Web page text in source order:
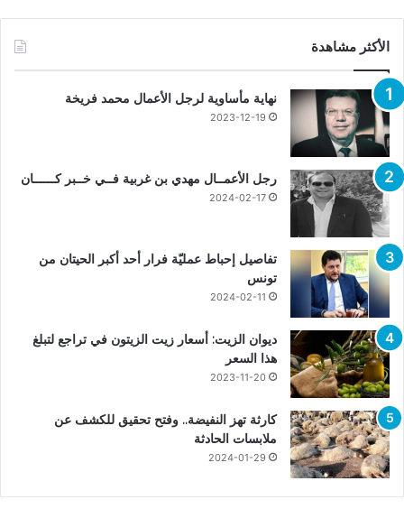
الأكثر مشاهدة
نهاية مأساوية لرجل الأعمال محمد فريخة
2023-12-19
رجل الأعمــال مهدي بن غربية فــي خــبر كــــــان
2024-02-17
تفاصيل إحباط عمليّة فرار أحد أكبر الحيتان من
تونس
2024-02-11
ديوان الزيت: أسعار زيت الزيتون في تراجع لتبلغ
هذا السعر
2023-11-20
كارثة تهز النفيضة.. وفتح تحقيق للكشف عن
ملابسات الحادثة
2024-01-29